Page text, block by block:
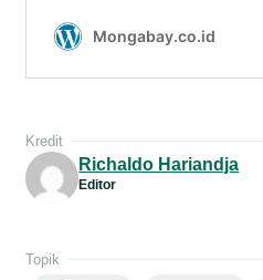
Kredit
Richaldo Hariandja
Editor
Topik